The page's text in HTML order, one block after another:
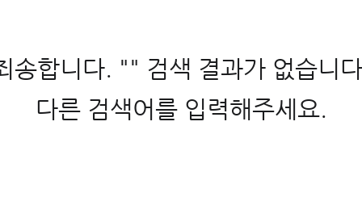
송합니다. "" 검색 결과가 없습니
다른 검색어를 입력해주세요.